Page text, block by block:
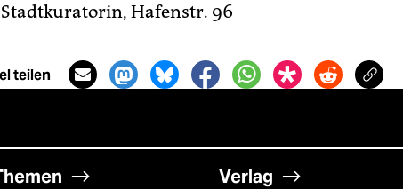
Hafenstr. 96
teilen
Verlag